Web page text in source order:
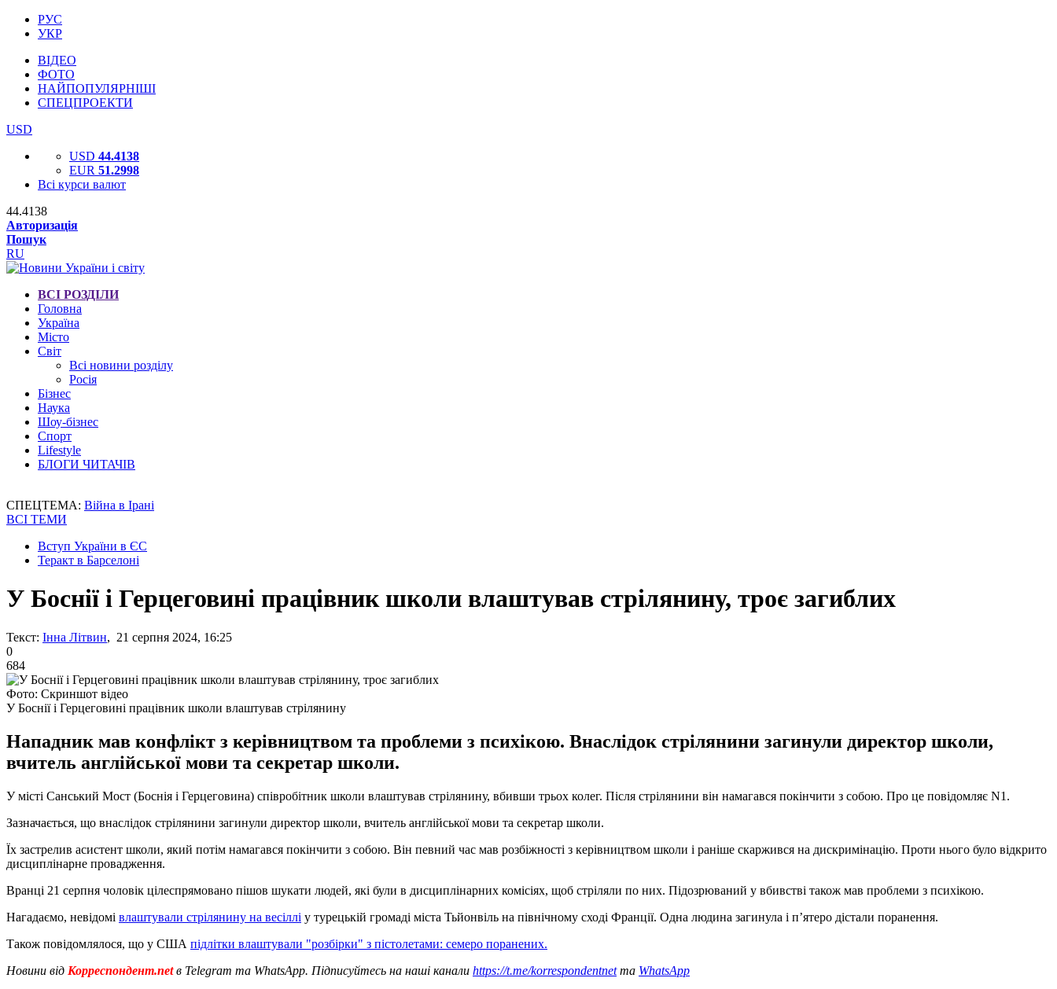
РУС
УКР
ВІДЕО
ФОТО
НАЙПОПУЛЯРНІШІ
СПЕЦПРОЕКТИ
USD
USD 44.4138
EUR 51.2998
Всі курси валют
44.4138
Авторизація
Пошук
RU
ВСІ РОЗДІЛИ
Головна
Україна
Місто
Світ
Всі новини розділу
Росія
Бізнес
Наука
Шоу-бізнес
Спорт
Lifestyle
БЛОГИ ЧИТАЧІВ
СПЕЦТЕМА: Війна в Ірані
ВСІ ТЕМИ
Вступ України в ЄС
Теракт в Барселоні
У Боснії і Герцеговині працівник школи влаштував стрілянину, троє загиблих
Текст: Інна Літвин, 21 серпня 2024, 16:25
0
684
Фото: Скриншот відео
У Боснії і Герцеговині працівник школи влаштував стрілянину
Нападник мав конфлікт з керівництвом та проблеми з психікою. Внаслідок стрілянини загинули директор школи,
вчитель англійської мови та секретар школи.
У місті Санський Мост (Боснія і Герцеговина) співробітник школи влаштував стрілянину, вбивши трьох колег. Після стрілянини він намагався покінчити з собою. Про це повідомляє N1.
Зазначається, що внаслідок стрілянини загинули директор школи, вчитель англійської мови та секретар школи.
Їх застрелив асистент школи, який потім намагався покінчити з собою. Він певний час мав розбіжності з керівництвом школи і раніше скаржився на дискримінацію. Проти нього було відкрито
дисциплінарне провадження.
Вранці 21 серпня чоловік цілеспрямовано пішов шукати людей, які були в дисциплінарних комісіях, щоб стріляли по них. Підозрюваний у вбивстві також мав проблеми з психікою.
Нагадаємо, невідомі влаштували стрілянину на весіллі у турецькій громаді міста Тьйонвіль на північному сході Франції. Одна людина загинула і п’ятеро дістали поранення.
Також повідомлялося, що у США підлітки влаштували "розбірки" з пістолетами: семеро поранених.
Новини від Корреспондент.netв Telegram та WhatsApp. Підписуйтесь на наші канали https://t.me/korrespondentnetта WhatsApp